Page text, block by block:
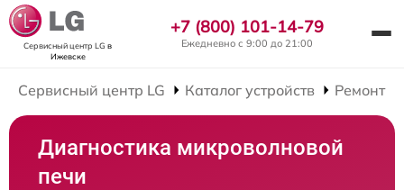
Сервисный центр LG в
Ижевске
+7 (800) 101-14-79
Ежедневно с 9:00 до 21:00
Сервисный центр LG Каталог устройств Ремонт
Диагностика микроволновой
печи